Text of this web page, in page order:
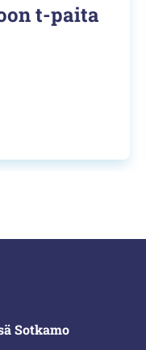
t-paita
Sotkamo